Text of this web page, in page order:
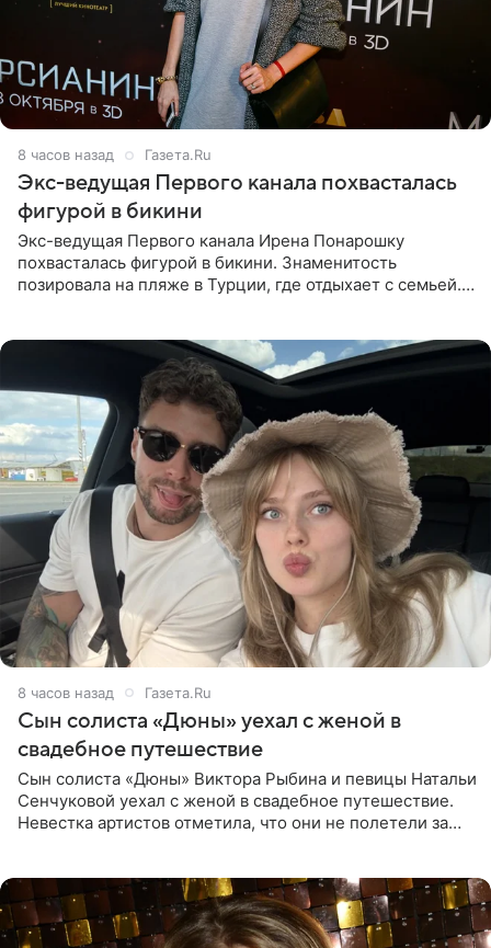
8 часов назад Газета.Ru
Экс-ведущая Первого канала похвасталась
фигурой в бикини
Экс-ведущая Первого канала Ирена Понарошку
похвасталась фигурой в бикини. Знаменитость
позировала на пляже в Турции, где отдыхает с семьей.
8 часов назад Газета.Ru
Сын солиста «Дюны» уехал с женой в
свадебное путешествие
Сын солиста «Дюны» Виктора Рыбина и певицы Натальи
Сенчуковой уехал с женой в свадебное путешествие.
Невестка артистов отметила, что они не полетели за